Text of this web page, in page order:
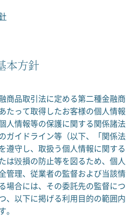
本方針
商品取引法に定める第二種金融商
たって取得したお客様の個人情報
人情報等の保護に関する関係諸法
ガイドライン等（以下、「関係法
遵守し、取扱う個人情報に関する
は毀損の防止等を図るため、個人
管理、従業者の監督および当該情
場合には、その委託先の監督につ
、以下に掲げる利用目的の範囲内